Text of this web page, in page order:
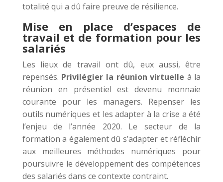
totalité qui a dû faire preuve de résilience.
Mise en place d’espaces de
travail et de formation pour les
salariés
Les lieux de travail ont dû, eux aussi, être
repensés. Privilégier la réunion virtuelle à la
réunion en présentiel est devenu monnaie
courante pour les managers. Repenser les
outils numériques et les adapter à la crise a été
l’enjeu de l’année 2020. Le secteur de la
formation a également dû s’adapter et réfléchir
aux meilleures méthodes numériques pour
poursuivre le développement des compétences
des salariés dans ce contexte contraint.